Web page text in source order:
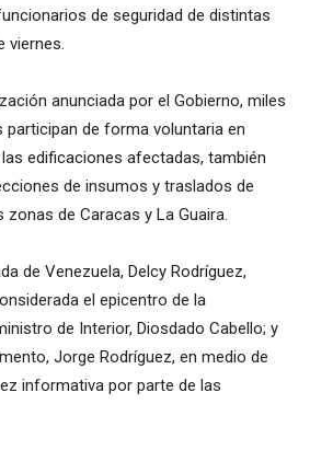
de seguridad de distintas
viernes.
anunciada por el Gobierno, miles
participan de forma voluntaria en
edificaciones afectadas, también
de insumos y traslados de
de Caracas y La Guaira.
de Venezuela, Delcy Rodríguez,
el epicentro de la
de Interior, Diosdado Cabello; y
Jorge Rodríguez, en medio de
informativa por parte de las